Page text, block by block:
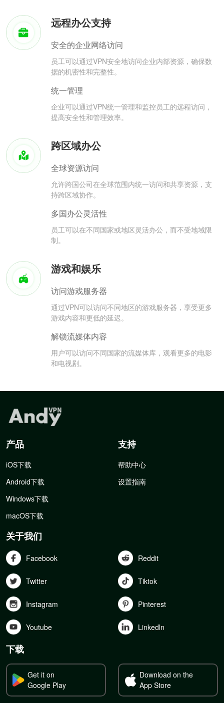
远程办公支持
安全的企业网络访问
员工可以通过VPN安全地访问企业内部资源，确保数
据的机密性和完整性。
统一管理
企业可以通过VPN统一管理和监控员工的远程访问，
提高安全性和管理效率。
跨区域办公
全球资源访问
允许跨国公司在全球范围内统一访问和共享资源，支
持跨区域协作。
多国办公灵活性
员工可以在不同国家或地区灵活办公，而不受地域限
制。
游戏和娱乐
访问游戏服务器
通过VPN可以访问不同地区的游戏服务器，享受更多
游戏内容和更低的延迟。
解锁流媒体内容
用户可以访问不同国家的流媒体库，观看更多的电影
和电视剧。
产品
iOS下载
Android下载
Windows下载
macOS下载
支持
帮助中心
设置指南
关于我们
Facebook Reddit
Twitter Tiktok
Instagram Pinterest
Youtube Linkedln
下载
Get it on
Google Play
Download on the
App Store